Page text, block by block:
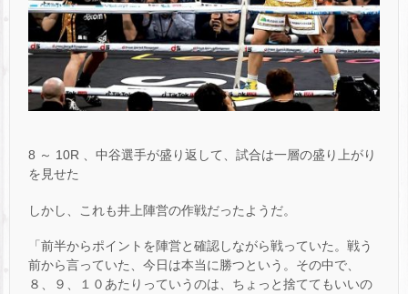
8 ～ 10R 、中谷選手が盛り返して、試合は一層の盛り上がり
を見せた
しかし、これも井上陣営の作戦だったようだ。
「前半からポイントを陣営と確認しながら戦っていた。戦う
前から言っていた、今日は本当に勝つという。その中で、
８、９、１０あたりっていうのは、ちょっと捨ててもいいの